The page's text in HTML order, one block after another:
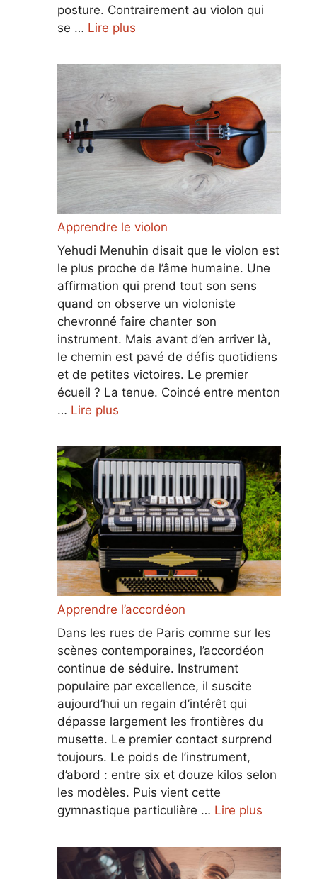
posture. Contrairement au violon qui
se … Lire plus
Apprendre le violon
Yehudi Menuhin disait que le violon est
le plus proche de l’âme humaine. Une
affirmation qui prend tout son sens
quand on observe un violoniste
chevronné faire chanter son
instrument. Mais avant d’en arriver là,
le chemin est pavé de défis quotidiens
et de petites victoires. Le premier
écueil ? La tenue. Coincé entre menton
… Lire plus
Apprendre l’accordéon
Dans les rues de Paris comme sur les
scènes contemporaines, l’accordéon
continue de séduire. Instrument
populaire par excellence, il suscite
aujourd’hui un regain d’intérêt qui
dépasse largement les frontières du
musette. Le premier contact surprend
toujours. Le poids de l’instrument,
d’abord : entre six et douze kilos selon
les modèles. Puis vient cette
gymnastique particulière … Lire plus